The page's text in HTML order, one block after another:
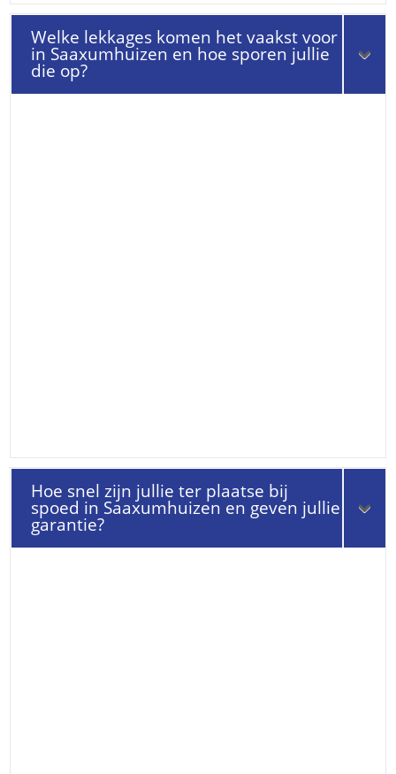
Welke lekkages komen het vaakst voor
in Saaxumhuizen en hoe sporen jullie
die op?
Hoe snel zijn jullie ter plaatse bij
spoed in Saaxumhuizen en geven jullie
garantie?